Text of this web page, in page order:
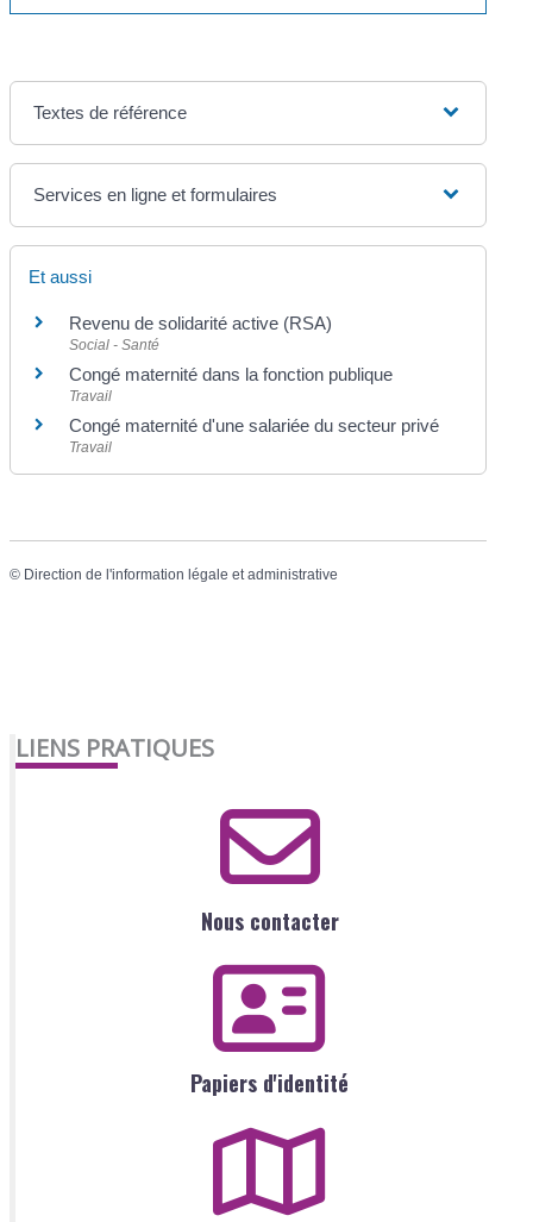
Textes de référence
Services en ligne et formulaires
Et aussi
Revenu de solidarité active (RSA)
Social - Santé
Congé maternité dans la fonction publique
Travail
Congé maternité d'une salariée du secteur privé
Travail
© Direction de l'information légale et administrative
LIENS PRATIQUES
Nous contacter
Papiers d'identité